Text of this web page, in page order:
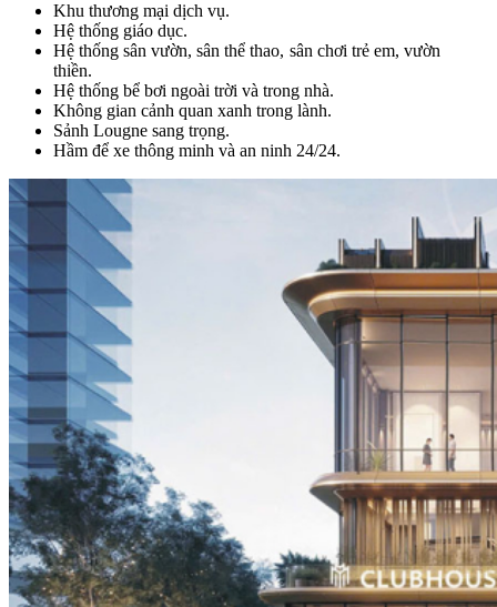
Khu thương mại dịch vụ.
Hệ thống giáo dục.
Hệ thống sân vườn, sân thể thao, sân chơi trẻ em, vườn
thiền.
Hệ thống bể bơi ngoài trời và trong nhà.
Không gian cảnh quan xanh trong lành.
Sảnh Lougne sang trọng.
Hầm để xe thông minh và an ninh 24/24.